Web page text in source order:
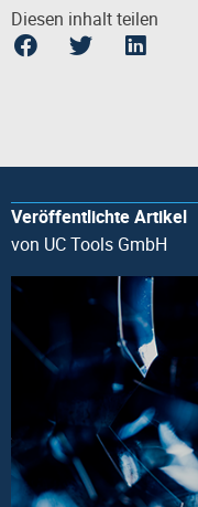
Diesen inhalt teilen
Veröffentlichte Artikel
von UC Tools GmbH